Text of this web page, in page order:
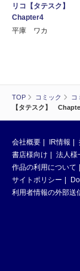
TOP コミック コ
【タテスク】
リコ【タテスク】
Chapter4
平庫 ワカ
会社概要 IR情報
書店様向け
法人様
作品の利用について
サイトポリシー
利用者情報の外部送